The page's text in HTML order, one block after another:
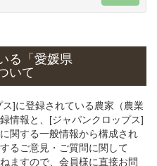
る 「愛媛県
いて
]に登録されている農家（農業
情報と、[ジャパンクロップス]
関する一般情報から構成され
るご意見・ご質問に関して
ますので、会員様に直接お問